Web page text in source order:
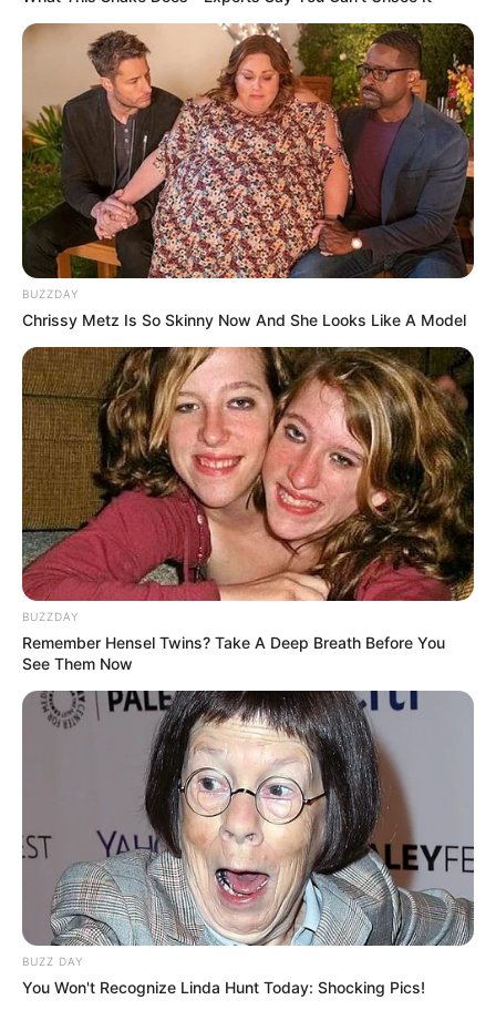
Serem! 9 Chat Ojek Online &
Pelanggan Ini Bikin Auto
Merinding
Bikin Ngakak, 10 Potret
Cosplay Murah Pakai Bahan
Seadanya
Anti Mainstream, 10 Cara
Membawa Barang Belanjaan
Versi Warga Thailand
BUZZDAY
Chrissy Metz Is So Skinny Now And She Looks Like A Model
BUZZDAY
Remember Hensel Twins? Take A Deep Breath Before You
See Them Now
BUZZ DAY
You Won't Recognize Linda Hunt Today: Shocking Pics!